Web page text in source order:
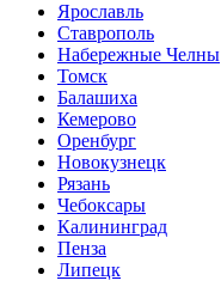
Ярославль
Ставрополь
Набережные Челны
Томск
Балашиха
Кемерово
Оренбург
Новокузнецк
Рязань
Чебоксары
Калининград
Пенза
Липецк